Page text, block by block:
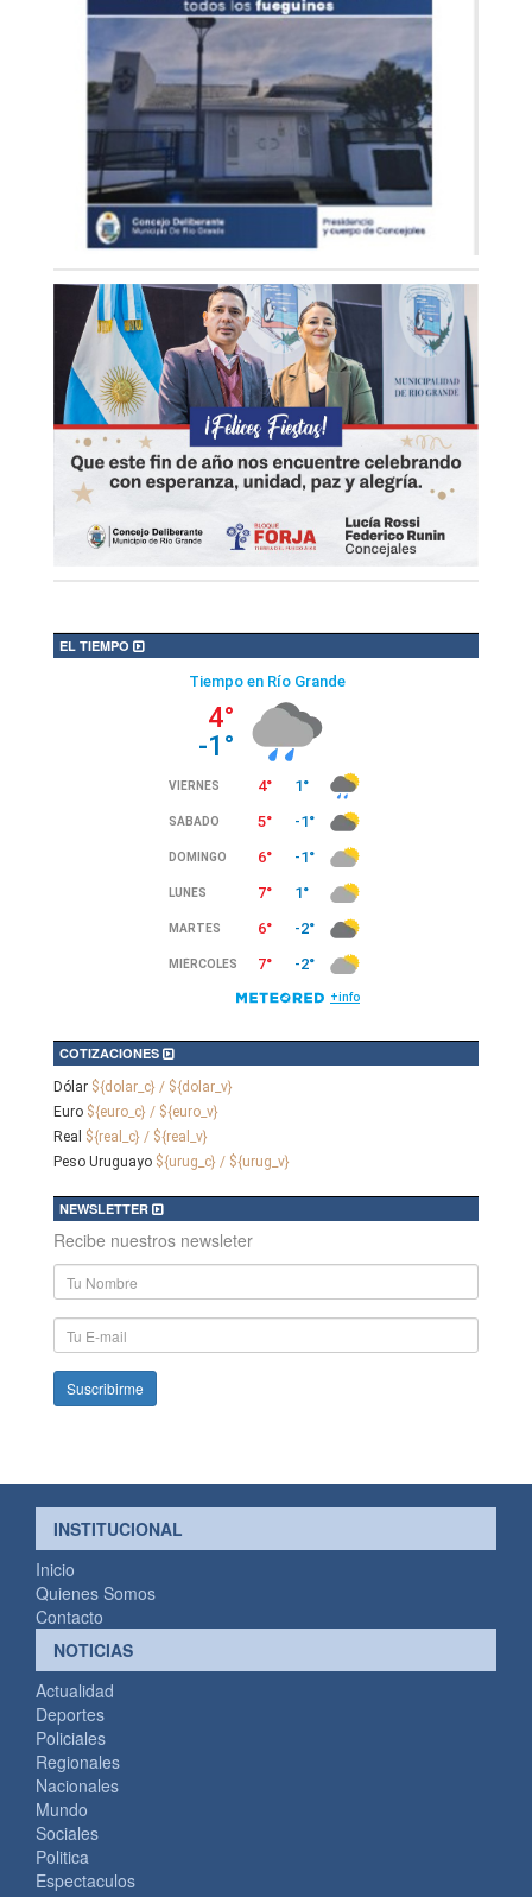
EL TIEMPO
COTIZACIONES
Dólar ${dolar_c} / ${dolar_v}
Euro ${euro_c} / ${euro_v}
Real ${real_c} / ${real_v}
Peso Uruguayo ${urug_c} / ${urug_v}
NEWSLETTER
Recibe nuestros newsleter
Nombre
y
Apellido
E-
mail
INSTITUCIONAL
Inicio
Quienes Somos
Contacto
NOTICIAS
Actualidad
Deportes
Policiales
Regionales
Nacionales
Mundo
Sociales
Politica
Espectaculos